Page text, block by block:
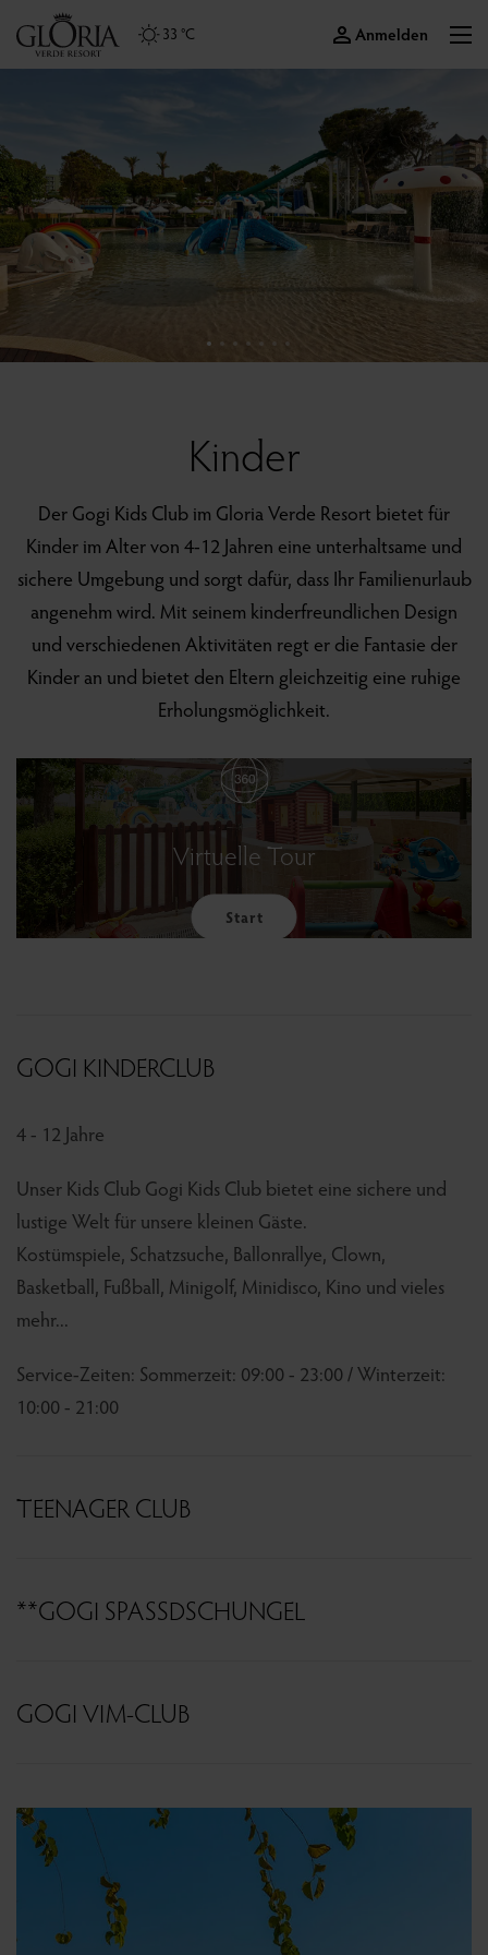
33 °C Anmelden
Kinder
Der Gogi Kids Club im Gloria Verde Resort bietet für
Kinder im Alter von 4-12 Jahren eine unterhaltsame und
sichere Umgebung und sorgt dafür, dass Ihr Familienurlaub
angenehm wird. Mit seinem kinderfreundlichen Design
und verschiedenen Aktivitäten regt er die Fantasie der
Kinder an und bietet den Eltern gleichzeitig eine ruhige
Erholungsmöglichkeit.
Virtuelle Tour
Start
GOGI KINDERCLUB
4 - 12 Jahre
Unser Kids Club Gogi Kids Club bietet eine sichere und
lustige Welt für unsere kleinen Gäste.
Kostümspiele, Schatzsuche, Ballonrallye, Clown,
Basketball, Fußball, Minigolf, Minidisco, Kino und vieles
mehr...
Service-Zeiten: Sommerzeit: 09:00 - 23:00 / Winterzeit:
10:00 - 21:00
TEENAGER CLUB
**GOGI SPASSDSCHUNGEL
GOGI VIM-CLUB